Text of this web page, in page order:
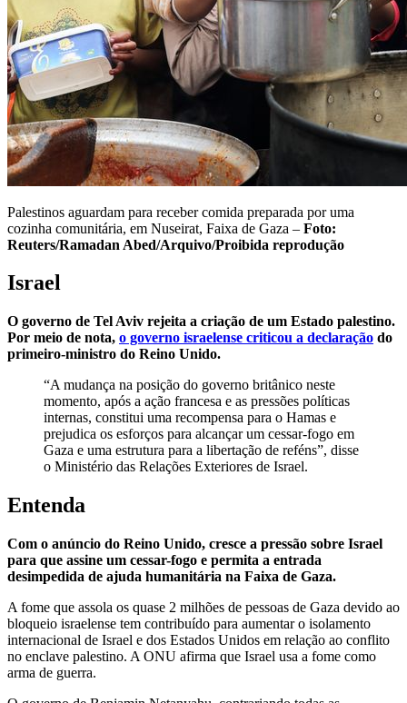
Palestinos aguardam para receber comida preparada por uma
cozinha comunitária, em Nuseirat, Faixa de Gaza – Foto:
Reuters/Ramadan Abed/Arquivo/Proibida reprodução
Israel
O governo de Tel Aviv rejeita a criação de um Estado palestino.
Por meio de nota, o governo israelense criticou a declaração do
primeiro-ministro do Reino Unido.
“A mudança na posição do governo britânico neste
momento, após a ação francesa e as pressões políticas
internas, constitui uma recompensa para o Hamas e
prejudica os esforços para alcançar um cessar-fogo em
Gaza e uma estrutura para a libertação de reféns”, disse
o Ministério das Relações Exteriores de Israel.
Entenda
Com o anúncio do Reino Unido, cresce a pressão sobre Israel
para que assine um cessar-fogo e permita a entrada
desimpedida de ajuda humanitária na Faixa de Gaza.
A fome que assola os quase 2 milhões de pessoas de Gaza devido ao
bloqueio israelense tem contribuído para aumentar o isolamento
internacional de Israel e dos Estados Unidos em relação ao conflito
no enclave palestino. A ONU afirma que Israel usa a fome como
arma de guerra.